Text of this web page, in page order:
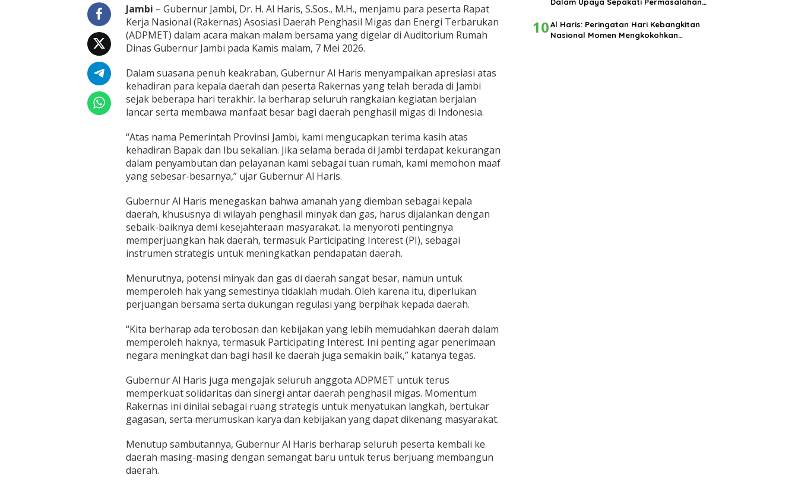
r
i
s
S
o
o
t
i
P
e
u
a
n
g
n
H
a
k
P
a
i
c
i
a
t
i
n
I
n
t
e
r
s
t
D
Jambi – Gubernur Jambi, Dr. H. Al Haris, S.Sos., M.H., menjamu para peserta Rapat
Kerja Nasional (Rakernas) Asosiasi Daerah Penghasil Migas dan Energi Terbarukan
(ADPMET) dalam acara makan malam bersama yang digelar di Auditorium Rumah
Dinas Gubernur Jambi pada Kamis malam, 7 Mei 2026.
Dalam suasana penuh keakraban, Gubernur Al Haris menyampaikan apresiasi atas
kehadiran para kepala daerah dan peserta Rakernas yang telah berada di Jambi
sejak beberapa hari terakhir. Ia berharap seluruh rangkaian kegiatan berjalan
lancar serta membawa manfaat besar bagi daerah penghasil migas di Indonesia.
“Atas nama Pemerintah Provinsi Jambi, kami mengucapkan terima kasih atas
kehadiran Bapak dan Ibu sekalian. Jika selama berada di Jambi terdapat kekurangan
dalam penyambutan dan pelayanan kami sebagai tuan rumah, kami memohon maaf
yang sebesar-besarnya,” ujar Gubernur Al Haris.
Gubernur Al Haris menegaskan bahwa amanah yang diemban sebagai kepala
daerah, khususnya di wilayah penghasil minyak dan gas, harus dijalankan dengan
sebaik-baiknya demi kesejahteraan masyarakat. Ia menyoroti pentingnya
memperjuangkan hak daerah, termasuk Participating Interest (PI), sebagai
instrumen strategis untuk meningkatkan pendapatan daerah.
Menurutnya, potensi minyak dan gas di daerah sangat besar, namun untuk
memperoleh hak yang semestinya tidaklah mudah. Oleh karena itu, diperlukan
perjuangan bersama serta dukungan regulasi yang berpihak kepada daerah.
“Kita berharap ada terobosan dan kebijakan yang lebih memudahkan daerah dalam
memperoleh haknya, termasuk Participating Interest. Ini penting agar penerimaan
negara meningkat dan bagi hasil ke daerah juga semakin baik,” katanya tegas.
Gubernur Al Haris juga mengajak seluruh anggota ADPMET untuk terus
memperkuat solidaritas dan sinergi antar daerah penghasil migas. Momentum
Rakernas ini dinilai sebagai ruang strategis untuk menyatukan langkah, bertukar
gagasan, serta merumuskan karya dan kebijakan yang dapat dikenang masyarakat.
Menutup sambutannya, Gubernur Al Haris berharap seluruh peserta kembali ke
daerah masing-masing dengan semangat baru untuk terus berjuang membangun
daerah.
Dalam Upaya Sepakati Permasalahan
10Al Haris: Peringatan Hari Kebangkitan
Nasional Momen Mengkokohkan